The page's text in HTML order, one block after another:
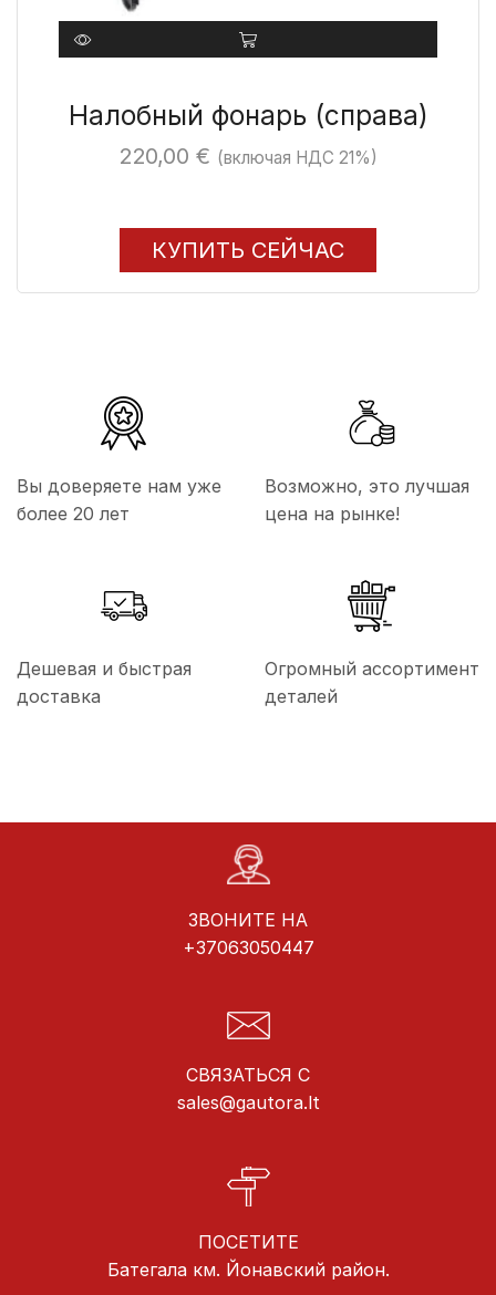
Налобный фонарь (справа)
220,00 € (включая НДС 21%)
КУПИТЬ СЕЙЧАС
Вы доверяете нам уже
более 20 лет
Возможно, это лучшая
цена на рынке!
Дешевая и быстрая
доставка
Огромный ассортимент
деталей
ЗВОНИТЕ НА
+37063050447
СВЯЗАТЬСЯ С
sales@gautora.lt
ПОСЕТИТЕ
Батегала км. Йонавский район.